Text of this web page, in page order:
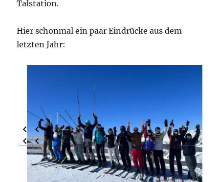
Talstation.
Hier schonmal ein paar Eindrücke aus dem
letzten Jahr: